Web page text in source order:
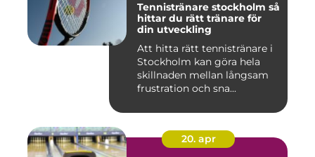
Tennistränare stockholm så
hittar du rätt tränare för
din utveckling
Att hitta rätt tennistränare i
Stockholm kan göra hela
skillnaden mellan långsam
frustration och sna...
20. apr